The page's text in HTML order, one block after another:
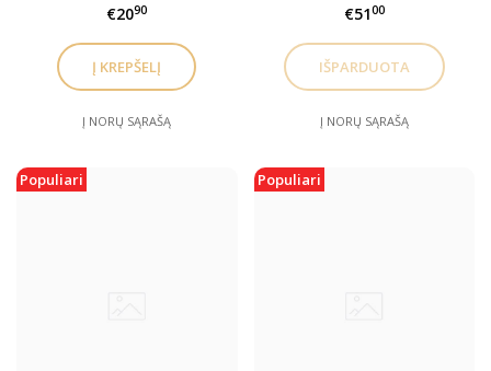
€2090
Į NORŲ SĄRAŠĄ
Classic System Color
Lab
€5100
Į NORŲ SĄRAŠĄ
Populiari Populiari